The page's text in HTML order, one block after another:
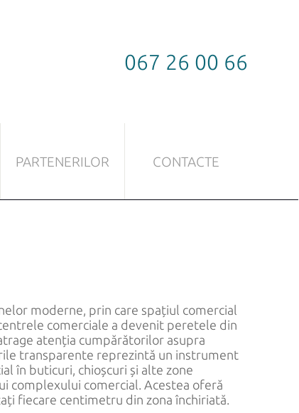
067 26 00 66
Balamale
PARTENERILOR CONTACTE
moderne, prin care spațiul comercial
comerciale a devenit peretele din
atenția cumpărătorilor asupra
transparente reprezintă un instrument
în buticuri, chioșcuri și alte zone
complexului comercial. Acestea oferă
fiecare centimetru din zona închiriată.